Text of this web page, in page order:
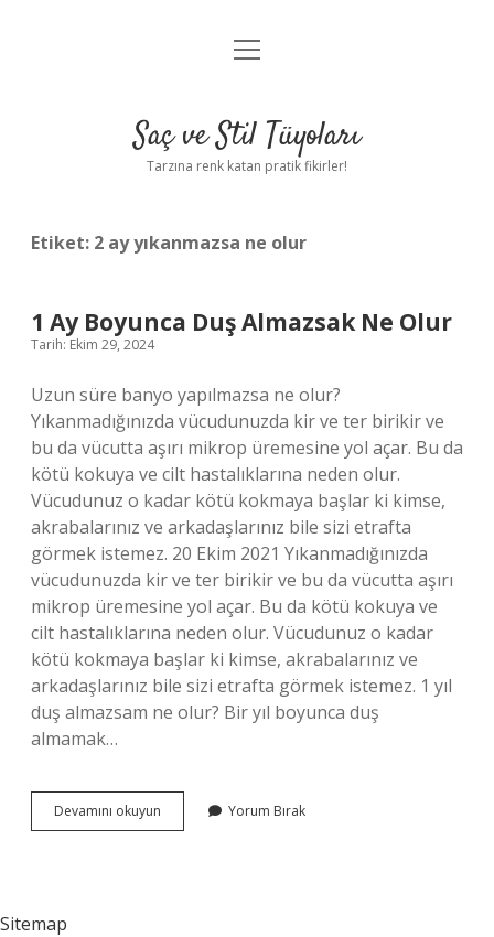
Anasayfa
Yasal Uyarı
menüyü
Saç ve Stil Tüyoları
Tarzına renk katan pratik fikirler!
Etiket: 2 ay yıkanmazsa ne olur
1 Ay Boyunca Duş Almazsak Ne Olur
Tarih: Ekim 29, 2024
Uzun süre banyo yapılmazsa ne olur?
Yıkanmadığınızda vücudunuzda kir ve ter birikir ve
bu da vücutta aşırı mikrop üremesine yol açar. Bu da
kötü kokuya ve cilt hastalıklarına neden olur.
Vücudunuz o kadar kötü kokmaya başlar ki kimse,
akrabalarınız ve arkadaşlarınız bile sizi etrafta
görmek istemez. 20 Ekim 2021 Yıkanmadığınızda
vücudunuzda kir ve ter birikir ve bu da vücutta aşırı
mikrop üremesine yol açar. Bu da kötü kokuya ve
cilt hastalıklarına neden olur. Vücudunuz o kadar
kötü kokmaya başlar ki kimse, akrabalarınız ve
arkadaşlarınız bile sizi etrafta görmek istemez. 1 yıl
duş almazsam ne olur? Bir yıl boyunca duş
almamak…
Devamını okuyun
Ay
Yorum Bırak
Sitemap